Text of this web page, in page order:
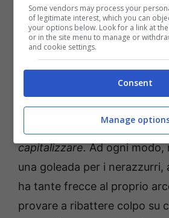
pacchetto arretrato
Solet,la retroguardia di
fisicità una delle sue armi più
Qualche difficoltà in più,
nella lettura delle situazioni a
Situazioni che Mkhitaryan –
bravo non solo a propiziare,
capitalizzare.Ad ogni modo,
una goleada per i nerazzurri,
ha tante frecce al proprio
provare a ribattere colpo su
Some vendors may process your
of legitimate interest, which you can
your options below. Look for a link at
or in the site menu to manage or
and cookie settings.
Consent
Manage